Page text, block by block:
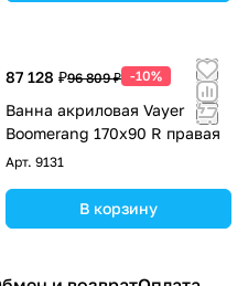
87 128 ₽96 809 ₽ -10%
Ванна акриловая Vayer
Boomerang 170x90 R правая
Арт. 9131
В корзину